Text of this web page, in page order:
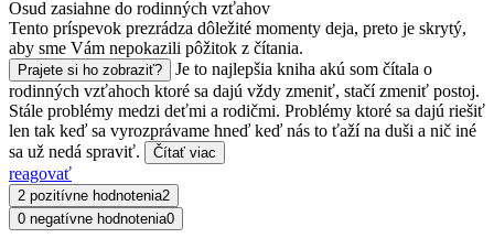
Osud zasiahne do rodinných vzťahov
Tento príspevok prezrádza dôležité momenty deja, preto je skrytý,
aby sme Vám nepokazili pôžitok z čítania.
Prajete si ho zobraziť?
Je to najlepšia kniha akú som čítala o
rodinných vzťahoch ktoré sa dajú vždy zmeniť, stačí zmeniť postoj.
Stále problémy medzi deťmi a rodičmi. Problémy ktoré sa dajú riešiť
len tak keď sa vyrozprávame hneď keď nás to ťaží na duši a nič iné
sa už nedá spraviť.
Čítať viac
reagovať
2 pozitívne hodnotenia2
0 negatívne hodnotenia0